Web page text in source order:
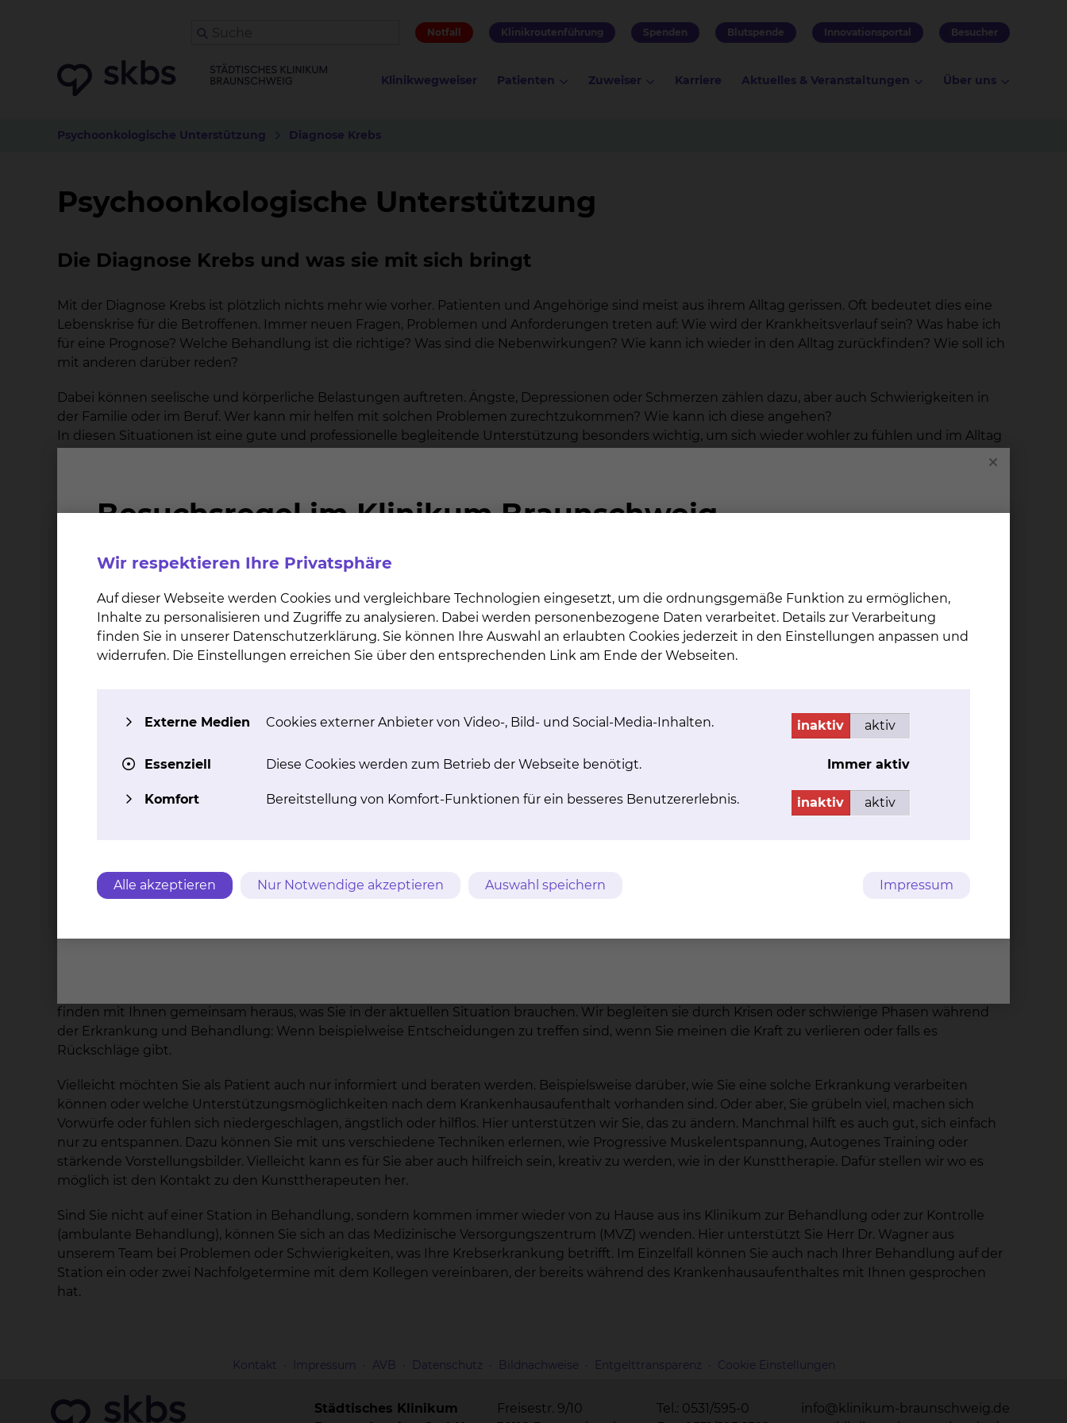
Notfall Klinikroutenführung Spenden Blutspende Innovationsportal Besucher
Klinikwegweiser Patienten Zuweiser Karriere Aktuelles & Veranstaltungen Über uns
Psychoonkologische Unterstützung Diagnose Krebs
Psychoonkologische Unterstützung
Die Diagnose Krebs und was sie mit sich bringt
Mit der Diagnose Krebs ist plötzlich nichts mehr wie vorher. Patienten und Angehörige sind meist aus ihrem Alltag gerissen. Oft bedeutet dies eine
Lebenskrise für die Betroffenen. Immer neuen Fragen, Problemen und Anforderungen treten auf: Wie wird der Krankheitsverlauf sein? Was habe ich
für eine Prognose? Welche Behandlung ist die richtige? Was sind die Nebenwirkungen? Wie kann ich wieder in den Alltag zurückfinden? Wie soll ich
mit anderen darüber reden?
Dabei können seelische und körperliche Belastungen auftreten. Ängste, Depressionen oder Schmerzen zählen dazu, aber auch Schwierigkeiten in
der Familie oder im Beruf. Wer kann mir helfen mit solchen Problemen zurechtzukommen? Wie kann ich diese angehen?
In diesen Situationen ist eine gute und professionelle begleitende Unterstützung besonders wichtig, um sich wieder wohler zu fühlen und im Alltag
zurechtzukommen. Als Mitarbeiter des psychoonkologischen Dienstes beraten und unterstützen wir Sie und Ihre Angehörigen während der Zeit der
Psychoonkologie ist ein spezieller Bereich der Psychologie.
Zusatzausbildung für die psychologische Behandlung von Tumorpatienten.
In den Gesprächen mit uns geht es zunächst darum, eine Atmosphäre zu schaffen, in der Sie sich aufgehoben fühlen und damit die Möglichkeit
erhalten, alles was Sie belastet, ansprechen zu können. Oft ist es schon erleichternd, Probleme offen schildern zu können und dabei auf Verständnis
zu stoßen.
möchten. Sie entscheiden auch, ob Sie selbst als Patient teilnehmen möchten oder nicht. Vielleicht haben Sie auch selbst das Gefühl, dass Ihr
Das Ziel in der Psychoonkologie besteht darin, dass Sie bestärkt werden Ihren Alltag mit der Erkrankung besser zu gestalten. Das ist möglich, indem
wir gemeinsam die psychoonkologische Begleitung auf Ihre Bedürfnisse individuell anpassen.
finden mit Ihnen gemeinsam heraus, was Sie in der aktuellen Situation brauchen. Wir begleiten sie durch Krisen oder schwierige Phasen während
der Erkrankung und Behandlung: Wenn beispielweise Entscheidungen zu treffen sind, wenn Sie meinen die Kraft zu verlieren oder falls es
Rückschläge gibt.
Vielleicht möchten Sie als Patient auch nur informiert und beraten werden. Beispielsweise darüber, wie Sie eine solche Erkrankung verarbeiten
können oder welche Unterstützungsmöglichkeiten nach dem Krankenhausaufenthalt vorhanden sind. Oder aber, Sie grübeln viel, machen sich
Vorwürfe oder fühlen sich niedergeschlagen, ängstlich oder hilflos. Hier unterstützen wir Sie, das zu ändern. Manchmal hilft es auch gut, sich einfach
nur zu entspannen. Dazu können Sie mit uns verschiedene Techniken erlernen, wie Progressive Muskelentspannung, Autogenes Training oder
stärkende Vorstellungsbilder. Vielleicht kann es für Sie aber auch hilfreich sein, kreativ zu werden, wie in der Kunsttherapie. Dafür stellen wir wo es
möglich ist den Kontakt zu den Kunsttherapeuten her.
Sind Sie nicht auf einer Station in Behandlung, sondern kommen immer wieder von zu Hause aus ins Klinikum zur Behandlung oder zur Kontrolle
(ambulante Behandlung), können Sie sich an das Medizinische Versorgungszentrum (MVZ) wenden. Hier unterstützt Sie Herr Dr. Wagner aus
unserem Team bei Problemen oder Schwierigkeiten, was Ihre Krebserkrankung betrifft. Im Einzelfall können Sie auch nach Ihrer Behandlung auf der
Station ein oder zwei Nachfolgetermine mit dem Kollegen vereinbaren, der bereits während des Krankenhausaufenthaltes mit Ihnen gesprochen
hat.
Kontakt Impressum AVB Datenschutz Bildnachweise Entgelttransparenz Cookie Einstellungen
Städtisches Klinikum
Freisestr. 9/10
Tel.: 0531/595-0
info@klinikum-braunschweig.de
Wir respektieren Ihre Privatsphäre
Auf dieser Webseite werden Cookies und vergleichbare Technologien eingesetzt, um die ordnungsgemäße Funktion zu ermöglichen,
Inhalte zu personalisieren und Zugriffe zu analysieren. Dabei werden personenbezogene Daten verarbeitet. Details zur Verarbeitung
finden Sie in unserer Datenschutzerklärung. Sie können Ihre Auswahl an erlaubten Cookies jederzeit in den Einstellungen anpassen und
widerrufen. Die Einstellungen erreichen Sie über den entsprechenden Link am Ende der Webseiten.
Externe Medien Cookies externer Anbieter von Video-, Bild- und Social-Media-Inhalten. inaktiv aktiv
Essenziell Diese Cookies werden zum Betrieb der Webseite benötigt. Immer aktiv
Komfort Bereitstellung von Komfort-Funktionen für ein besseres Benutzererlebnis. inaktiv aktiv
Alle akzeptieren Nur Notwendige akzeptieren Auswahl speichern Impressum